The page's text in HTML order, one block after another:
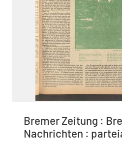
Bremer Zeitung :
Nachrichten :